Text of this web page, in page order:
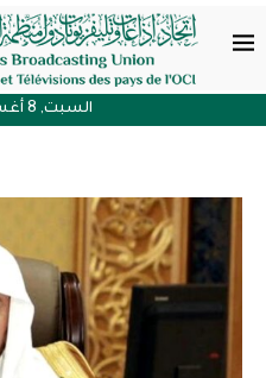
السبت, 8 أغسطس , 2026